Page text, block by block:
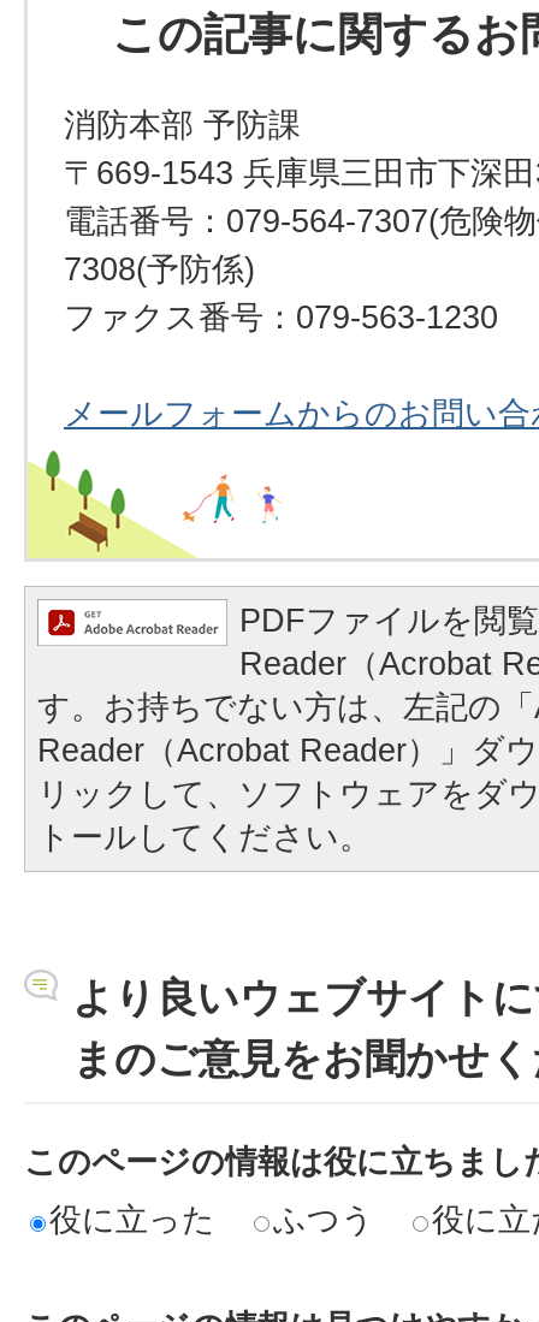
この記事に関するお
消防本部 予防課
〒669-1543 兵庫県三田市下深
電話番号：079-564-7307(危険
7308(予防係)
ファクス番号：079-563-1230
メールフォームからのお問い
PDFファイルを閲
Reader（Acrobat
す。お持ちでない方は、左記の
Reader（Acrobat Reader）」ダ
リックして、ソフトウェアをダ
トールしてください。
より良いウェブサイト
まのご意見をお聞かせ
このページの情報は役に立ちまし
役に立った
ふつう 役に